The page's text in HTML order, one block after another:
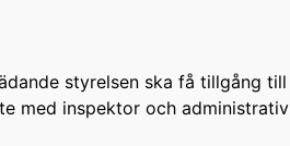
styrelsen ska få tillgång
med inspektor och